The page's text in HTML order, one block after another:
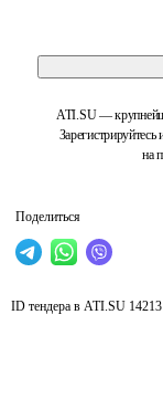
ATI.SU —
на
Поделиться
ID тендера в ATI.SU 14213